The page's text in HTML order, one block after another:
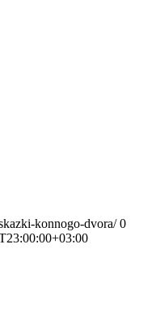
konnogo-dvora/ 0